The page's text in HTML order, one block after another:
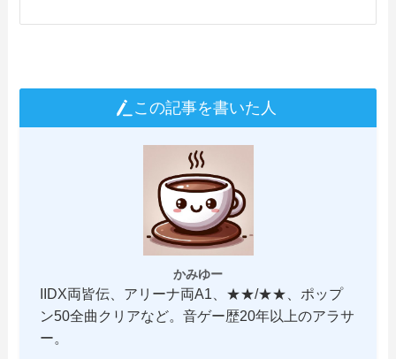
この記事を書いた人
かみゆー
IIDX両皆伝、アリーナ両A1、★★/★★、ポップ
ン50全曲クリアなど。音ゲー歴20年以上のアラサ
ー。